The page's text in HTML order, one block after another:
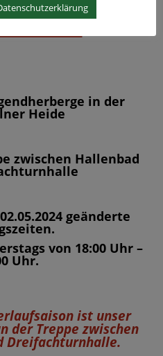
in der
Heide
zwischen Hallenbad
geänderte
von 18:00 Uhr –
Uhr.
ist unser
der Treppe zwischen
Dreifachturnhalle.